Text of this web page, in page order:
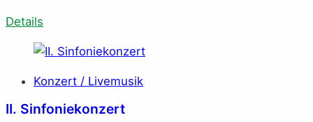
Details
Konzert / Livemusik
II. Sinfoniekonzert